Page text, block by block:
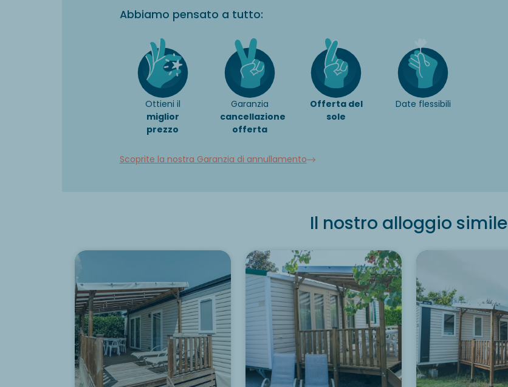
Abbiamo pensato a tutto:
Ottieni il
miglior
prezzo
Garanzia
cancellazione
offerta
Offerta del
sole
Date flessibili
Scoprite la nostra Garanzia di annullamento
Il nostro alloggio simile